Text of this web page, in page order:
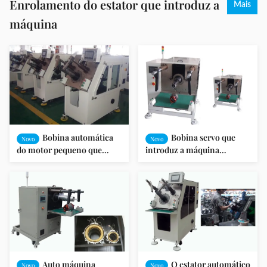
Enrolamento do estator que introduz a
máquina
Mais
Novo
Bobina automática
do motor pequeno que
estator
Novo
Bobina servo que
introduz a máquina
de indução
Novo
Auto máquina
Novo
O estator automático